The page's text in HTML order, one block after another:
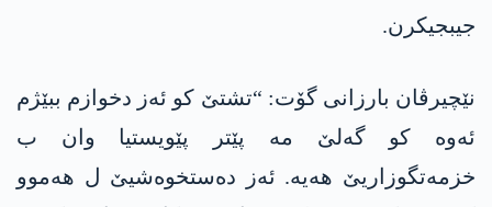
جیبجیکرن.
نێچیرڤان بارزانی گۆت: “تشتێ کو ئەز دخوازم ببێژم
ئەوە کو گەلێ مە پێتر پێویستیا وان ب
خزمەتگوزاریێ ھەیە. ئەز دەستخوەشیێ ل ھەموو